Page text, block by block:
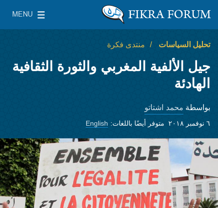
معهد واشنطن لسياسات الشرق الأدنى
MENU
Main Menu
تحليل السياسات منتدى فكرة
جيل الألفية المغربي والثورة الثقافية
الهادئة
بواسطة محمد اشتاتو
٦ نوفمبر ٢٠١٨ متوفر أيضًا باللغات: English